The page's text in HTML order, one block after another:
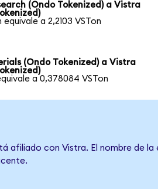
(Ondo Tokenized) a Vistra
equivale a 2,2103 VSTon
(Ondo Tokenized) a Vistra
a 0,378084 VSTon
afiliado con Vistra. El nombre de